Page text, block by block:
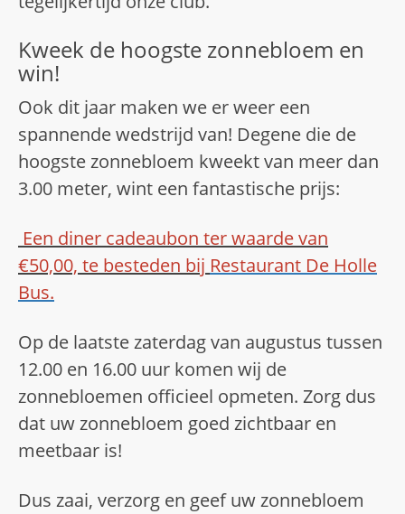
Kweek de hoogste zonnebloem en
win!
Ook dit jaar maken we er weer een
spannende wedstrijd van! Degene die de
hoogste zonnebloem kweekt van meer dan
3.00 meter, wint een fantastische prijs:
Een diner cadeaubon ter waarde van
€50,00, te besteden bij Restaurant De Holle
Bus.
Op de laatste zaterdag van augustus tussen
12.00 en 16.00 uur komen wij de
zonnebloemen officieel opmeten. Zorg dus
dat uw zonnebloem goed zichtbaar en
meetbaar is!
Dus zaai, verzorg en geef uw zonnebloem